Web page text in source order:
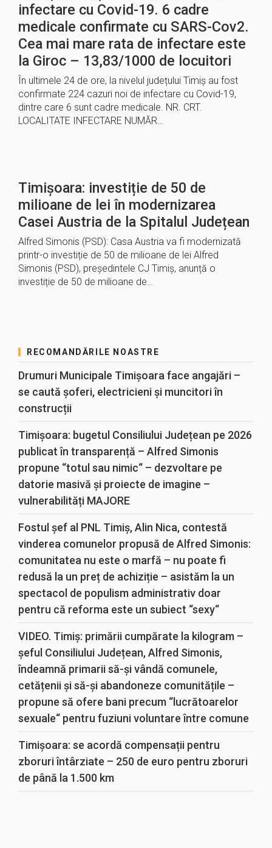
infectare cu Covid-19. 6 cadre
medicale confirmate cu SARS-Cov2.
Cea mai mare rata de infectare este
la Giroc – 13,83/1000 de locuitori
În ultimele 24 de ore, la nivelul județului Timiș au fost
confirmate 224 cazuri noi de infectare cu Covid-19,
dintre care 6 sunt cadre medicale. NR. CRT.
LOCALITATE INFECTARE NUMĂR…
Timișoara: investiție de 50 de
milioane de lei în modernizarea
Casei Austria de la Spitalul Județean
Alfred Simonis (PSD): Casa Austria va fi modernizată
printr-o investiție de 50 de milioane de lei Alfred
Simonis (PSD), președintele CJ Timiș, anunță o
investiție de 50 de milioane de…
RECOMANDĂRILE NOASTRE
Drumuri Municipale Timișoara face angajări –
se caută șoferi, electricieni și muncitori în
construcții
Timișoara: bugetul Consiliului Județean pe 2026
publicat în transparență – Alfred Simonis
propune “totul sau nimic“ – dezvoltare pe
datorie masivă și proiecte de imagine –
vulnerabilități MAJORE
Fostul șef al PNL Timiș, Alin Nica, contestă
vinderea comunelor propusă de Alfred Simonis:
comunitatea nu este o marfă – nu poate fi
redusă la un preț de achiziție – asistăm la un
spectacol de populism administrativ doar
pentru că reforma este un subiect “sexy“
VIDEO. Timiș: primării cumpărate la kilogram –
șeful Consiliului Județean, Alfred Simonis,
îndeamnă primarii să-și vândă comunele,
cetățenii și să-și abandoneze comunitățile –
propune să ofere bani precum “lucrătoarelor
sexuale“ pentru fuziuni voluntare între comune
Timișoara: se acordă compensații pentru
zboruri întârziate – 250 de euro pentru zboruri
de până la 1.500 km